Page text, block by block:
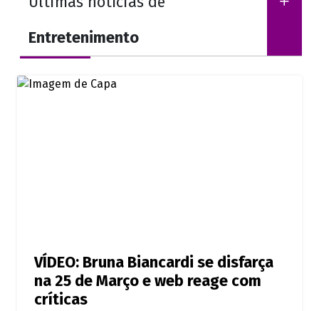
Entretenimento
VÍDEO: Bruna Biancardi se disfarça
na 25 de Março e web reage com
críticas